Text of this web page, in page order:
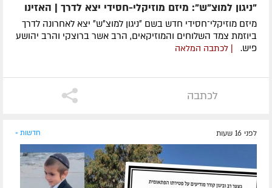
"ניגון למוצ"ש": מיזם מוזיקלי-חסידי יצא לדרך | האזינו
מיזם מוזיקלי־חסידי חדש בשם ״ניגון למוצ״ש״ יצא לאחרונה לדרך
ביוזמת צמד השלוחים והמוזיקאים, הרב אשר ברוצקי והרב יהושע
פיש.
| לכתבה המלאה
לכתבה
לפני 16 שעות חדשות »